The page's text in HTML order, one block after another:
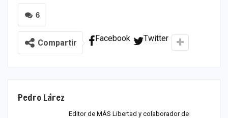
6
Compartir Facebook Twitter
Pedro Lárez
Editor de MÁS Libertad y colaborador de